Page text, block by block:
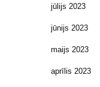
jūlijs 2023
jūnijs 2023
maijs 2023
aprīlis 2023